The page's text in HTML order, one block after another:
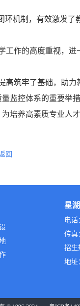
机制，有效激发了
作的高度重视，进
筑牢了基础，助力
监控体系的重要举
培养高素质专业人才
回
星
电话
传真
招生
地址